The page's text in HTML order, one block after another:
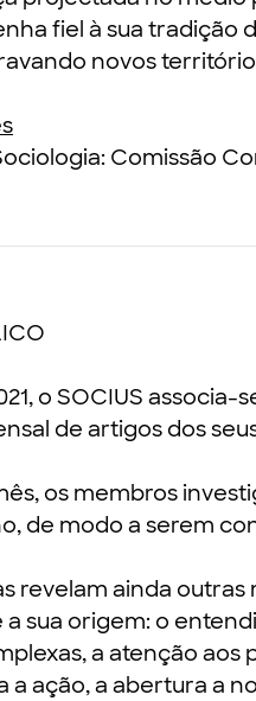
fiel à sua
novos
Comissão
o SOCIUS
de artigos dos
os membros
de modo a serem
revelam ainda outras
a sua origem: o
a atenção
a ação, a abertura a